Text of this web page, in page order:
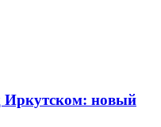
Иркутском: новый